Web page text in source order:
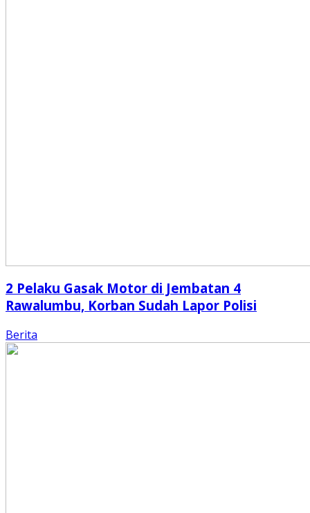
2 Pelaku Gasak Motor di Jembatan 4
Rawalumbu, Korban Sudah Lapor Polisi
Berita